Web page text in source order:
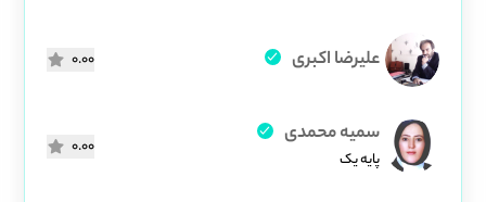
علیرضا اکبری 0.00
سمیه محمدی
پایه یک
0.00